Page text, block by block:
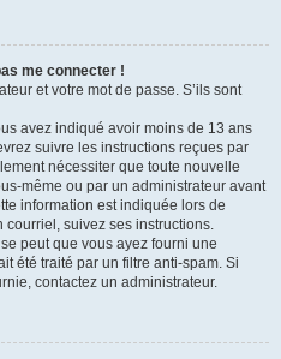
me connecter !
et votre mot de passe. S’ils sont
avez indiqué avoir moins de 13 ans
suivre les instructions reçues par
nécessiter que toute nouvelle
même ou par un administrateur avant
information est indiquée lors de
courriel, suivez ses instructions.
peut que vous ayez fourni une
été traité par un filtre anti-spam. Si
contactez un administrateur.